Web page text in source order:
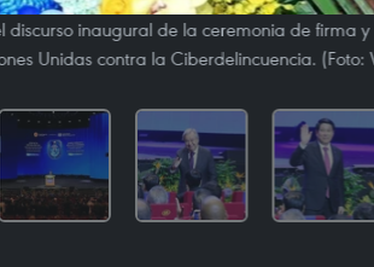
inaugural de la ceremonia de firma
Unidas contra la Ciberdelincuencia. (Foto: